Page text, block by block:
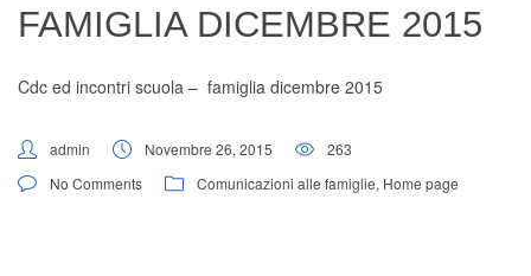
FAMIGLIA DICEMBRE 2015
Cdc ed incontri scuola – famiglia dicembre 2015
admin Novembre 26, 2015
263
No Comments
Comunicazioni alle famiglie, Home page